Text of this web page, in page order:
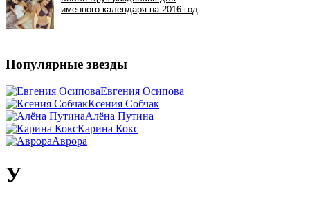
Популярные звезды
Евгения Осипова
Ксения Собчак
Алёна Путина
Карина Кокс
Аврора
У